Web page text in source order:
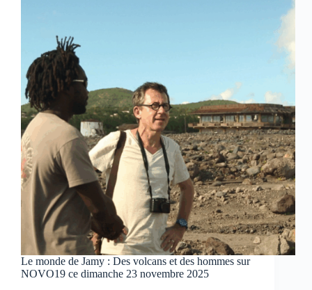
Le monde de Jamy : Des volcans et des hommes sur
NOVO19 ce dimanche 23 novembre 2025